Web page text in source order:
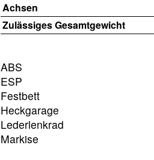
Achsen
Zulässiges Gesamtgewicht
ABS
ESP
Festbett
Heckgarage
Lederlenkrad
Markise